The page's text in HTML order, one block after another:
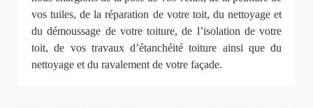
vos tuiles, de la réparation de votre toit, du nettoyage et
du démoussage de votre toiture, de l’isolation de votre
toit, de vos travaux d’étanchéité toiture ainsi que du
nettoyage et du ravalement de votre façade.